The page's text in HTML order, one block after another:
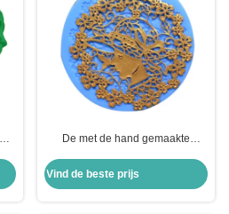
De met de hand gemaakte
Siliconebaksel om Kant Mat Mold
Cake Decorating
Vind de beste prijs